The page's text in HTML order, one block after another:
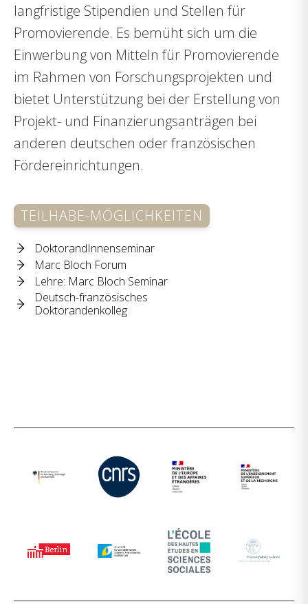
langfristige Stipendien und Stellen für
Promovierende. Es bemüht sich um die
Einwerbung von Mitteln für Promovierende
im Rahmen von Forschungsprojekten und
bietet Unterstützung bei der Erstellung von
Projekt- und Finanzierungsanträgen bei
anderen deutschen oder französischen
Fördereinrichtungen.
TEILHABE-MÖGLICHKEITEN
DoktorandInnenseminar
Marc Bloch Forum
Lehre: Marc Bloch Seminar
Deutsch-französisches
Doktorandenkolleg